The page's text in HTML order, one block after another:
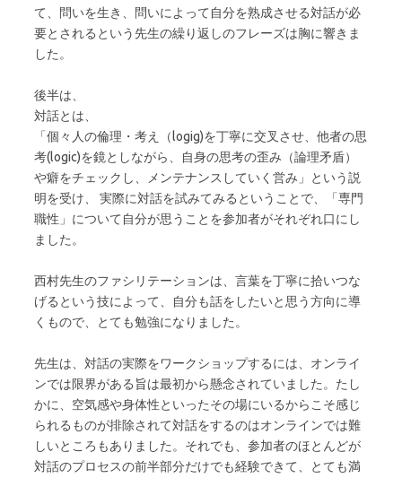
て、問いを生き、問いによって自分を熟成させる対話が必
要とされるという先生の繰り返しのフレーズは胸に響きま
した。
後半は、
対話とは、
「個々人の倫理・考え（logig)を丁寧に交叉させ、他者の思
考(logic)を鏡としながら、自身の思考の歪み（論理矛盾）
や癖をチェックし、メンテナンスしていく営み」という説
明を受け、 実際に対話を試みてみるということで、「専門
職性」について自分が思うことを参加者がそれぞれ口にし
ました。
西村先生のファシリテーションは、言葉を丁寧に拾いつな
げるという技によって、自分も話をしたいと思う方向に導
くもので、とても勉強になりました。
先生は、対話の実際をワークショップするには、オンライ
ンでは限界がある旨は最初から懸念されていました。たし
かに、空気感や身体性といったその場にいるからこそ感じ
られるものが排除されて対話をするのはオンラインでは難
しいところもありました。それでも、参加者のほとんどが
対話のプロセスの前半部分だけでも経験できて、とても満